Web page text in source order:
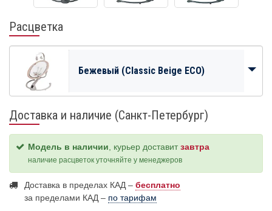
Расцветка
Бежевый (Classic Beige ECO)
Доставка и наличие (Санкт-Петербург)
Модель в наличии , курьер доставитзавтра
наличие расцветок уточняйте у менеджеров
Доставка в пределах КАД – бесплатно
за пределами КАД – по тарифам